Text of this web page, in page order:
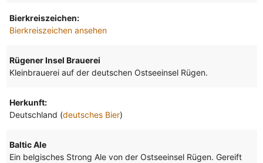
Bierkreiszeichen:
Bierkreiszeichen ansehen
Rügener Insel Brauerei
Kleinbrauerei auf der deutschen Ostseeinsel Rügen.
Herkunft:
Deutschland (deutsches Bier)
Baltic Ale
Ein belgisches Strong Ale von der Ostseeinsel Rügen. Gereift